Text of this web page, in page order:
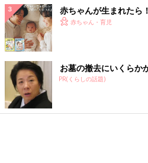
赤ちゃんが生まれたら
赤ちゃん・育児
お墓の撤去にいくらか
PR(くらしの話題)